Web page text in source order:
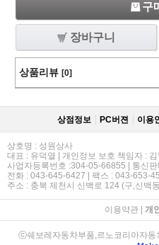
구
장바구니
상품리뷰 [0]
상점정보 PC버젼 이용
상호명 : 성원상사
대표 : 유덕열 | 개인정보 보호 책임자 : 김
사업자등록번호 :304-05-66855 | 통신
전화 : 043-645-6427 | 팩스 : 043-653-
주소 : 충북 제천시 신백로 124 (구,신백
이용약관| 개
ⓒ쉐보레자동차부품,르노코리아자동